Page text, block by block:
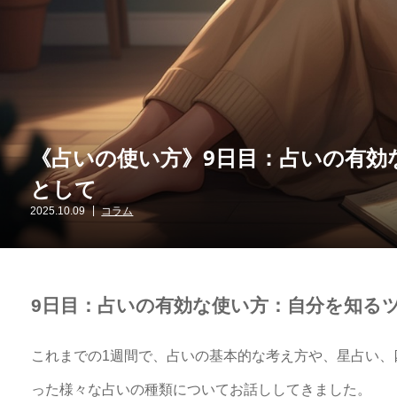
《占いの使い方》9日目：占いの有
として
2025.10.09 コラム
9日目：占いの有効な使い方：自分を知る
これまでの1週間で、占いの基本的な考え方や、星占い
った様々な占いの種類についてお話ししてきました。